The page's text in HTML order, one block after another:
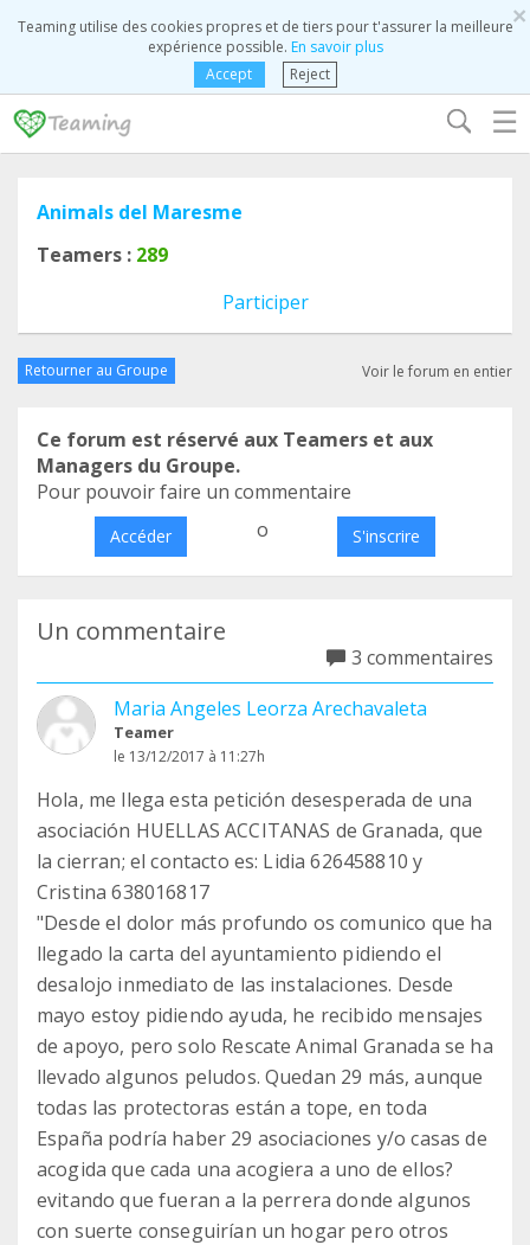
×
Teaming utilise des cookies propres et de tiers pour t'assurer la meilleure
expérience possible. En savoir plus
Accept
Reject
☰
Animals del Maresme
Teamers : 289
Participer
Retourner au Groupe Voir le forum en entier
Ce forum est réservé aux Teamers et aux
Managers du Groupe.
Pour pouvoir faire un commentaire
Accéder o S'inscrire
Un commentaire
3 commentaires
Maria Angeles Leorza Arechavaleta
Teamer
le 13/12/2017 à 11:27h
Hola, me llega esta petición desesperada de una
asociación HUELLAS ACCITANAS de Granada, que
la cierran; el contacto es: Lidia 626458810 y
Cristina 638016817
"Desde el dolor más profundo os comunico que ha
llegado la carta del ayuntamiento pidiendo el
desalojo inmediato de las instalaciones. Desde
mayo estoy pidiendo ayuda, he recibido mensajes
de apoyo, pero solo Rescate Animal Granada se ha
llevado algunos peludos. Quedan 29 más, aunque
todas las protectoras están a tope, en toda
España podría haber 29 asociaciones y/o casas de
acogida que cada una acogiera a uno de ellos?
evitando que fueran a la perrera donde algunos
con suerte conseguirían un hogar pero otros